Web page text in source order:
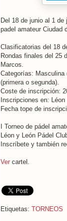
Del 18 de junio al 1
padel amateur Ciudad
Clasificatorias del 18
Rondas finales del 25
Marcos.
Categorías: Masculina
(primera o segunda).
Coste de inscripción:
Inscripciones en:
Fecha tope de
I Torneo de pádel
Léon y León Pádel
Inscríbete y también
Ver cartel.
Etiquetas: TORNEOS